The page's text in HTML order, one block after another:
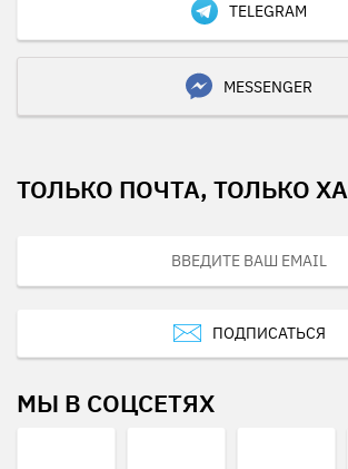
TELEGRAM
MESSENGER
ТОЛЬКО ПОЧТА, ТОЛЬКО
ПОДПИСАТЬСЯ
МЫ В СОЦСЕТЯХ